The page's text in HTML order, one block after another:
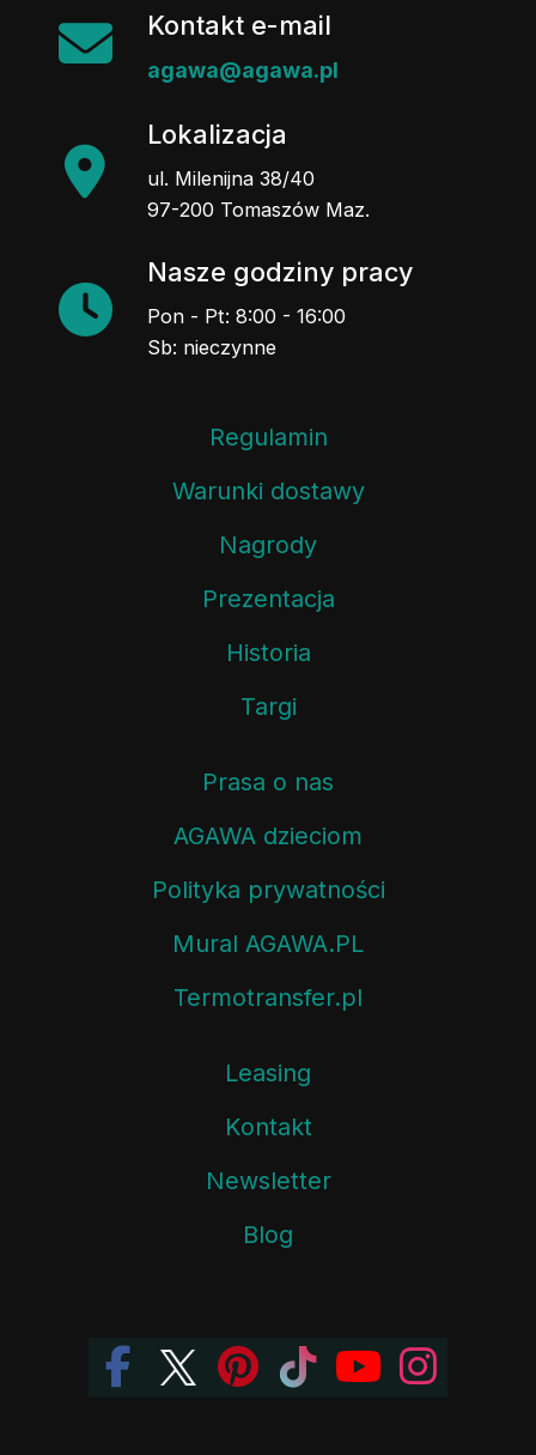
Kontakt e-mail
agawa@agawa.pl
Lokalizacja
ul. Milenijna 38/40
97-200 Tomaszów Maz.
Nasze godziny pracy
Pon - Pt: 8:00 - 16:00
Sb: nieczynne
Regulamin
Warunki dostawy
Nagrody
Prezentacja
Historia
Targi
Prasa o nas
AGAWA dzieciom
Polityka prywatności
Mural AGAWA.PL
Termotransfer.pl
Leasing
Kontakt
Newsletter
Blog